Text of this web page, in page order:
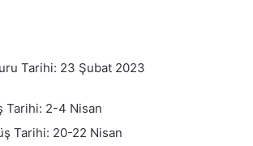
Tarihi: 23 Şubat 2023
Tarihi: 2-4 Nisan
Tarihi: 20-22 Nisan